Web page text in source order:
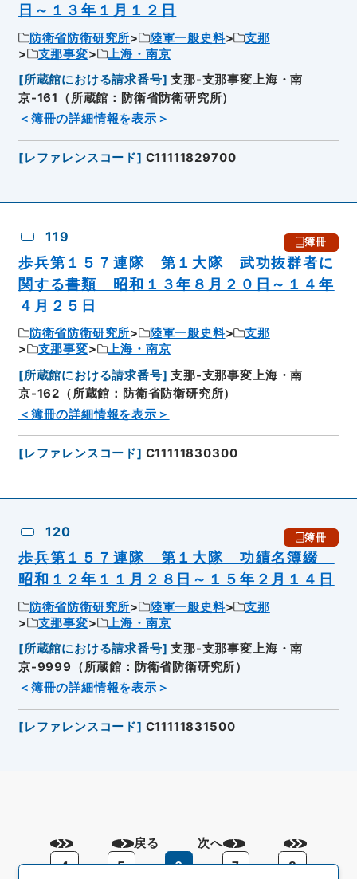
日～１３年１月１２日
防衛省防衛研究所 陸軍一般史料
支那
支那事変
上海・南京
[所蔵館における請求番号] 支那-支那事変上海・南
京-161（所蔵館：防衛省防衛研究所）
＜簿冊の詳細情報を表示＞
[レファレンスコード] C11111829700
119 簿冊
歩兵第１５７連隊 第１大隊 武功抜群者に
関する書類 昭和１３年８月２０日～１４年
４月２５日
防衛省防衛研究所 陸軍一般史料
支那
支那事変
上海・南京
[所蔵館における請求番号] 支那-支那事変上海・南
京-162（所蔵館：防衛省防衛研究所）
＜簿冊の詳細情報を表示＞
[レファレンスコード] C11111830300
120 簿冊
歩兵第１５７連隊 第１大隊 功績名簿綴
昭和１２年１１月２８日～１５年２月１４日
防衛省防衛研究所 陸軍一般史料
支那
支那事変
上海・南京
[所蔵館における請求番号] 支那-支那事変上海・南
京-9999（所蔵館：防衛省防衛研究所）
＜簿冊の詳細情報を表示＞
[レファレンスコード] C11111831500
戻る
4
5 6 7 8
次へ